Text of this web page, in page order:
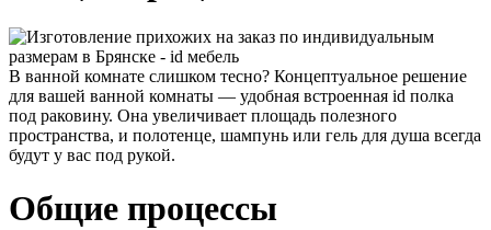
В ванной комнате слишком тесно? Концептуальное решение
для вашей ванной комнаты — удобная встроенная id полка
под раковину. Она увеличивает площадь полезного
пространства, и полотенце, шампунь или гель для душа всегда
будут у вас под рукой.
Общие процессы